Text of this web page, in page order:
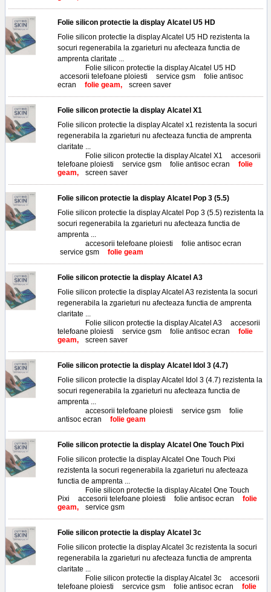
Folie silicon protectie la display Alcatel U5 HD
Folie silicon protectie la display Alcatel U5 HD rezistenta la
socuri regenerabila la zgarieturi nu afecteaza functia de
amprenta claritate ...
Folie silicon protectie la display Alcatel U5 HD
accesorii telefoane ploiesti
service gsm
folie antisoc
ecran
folie geam, screen saver
Folie silicon protectie la display Alcatel X1
Folie silicon protectie la display Alcatel x1 rezistenta la socuri
regenerabila la zgarieturi nu afecteaza functia de amprenta
claritate ...
Folie silicon protectie la display Alcatel X1
accesorii
telefoane ploiesti
service gsm folie antisoc ecran
folie
geam,
screen saver
Folie silicon protectie la display Alcatel Pop 3 (5.5)
Folie silicon protectie la display Alcatel Pop 3 (5.5) rezistenta la
socuri regenerabila la zgarieturi nu afecteaza functia de
amprenta ...
accesorii telefoane ploiesti folie antisoc ecran
service gsm
folie geam
Folie silicon protectie la display Alcatel A3
Folie silicon protectie la display Alcatel A3 rezistenta la socuri
regenerabila la zgarieturi nu afecteaza functia de amprenta
claritate ...
Folie silicon protectie la display Alcatel A3
accesorii
telefoane ploiesti
service gsm folie antisoc ecran
folie
geam,
screen saver
Folie silicon protectie la display Alcatel Idol 3 (4.7)
Folie silicon protectie la display Alcatel Idol 3 (4.7) rezistenta la
socuri regenerabila la zgarieturi nu afecteaza functia de
amprenta ...
accesorii telefoane ploiesti service gsm
folie
antisoc ecran
folie geam
Folie silicon protectie la display Alcatel One Touch Pixi
Folie silicon protectie la display Alcatel One Touch Pixi
rezistenta la socuri regenerabila la zgarieturi nu afecteaza
functia de amprenta ...
Folie silicon protectie la display Alcatel One Touch
Pixi
accesorii telefoane ploiesti folie antisoc ecran
folie
geam,
service gsm
Folie silicon protectie la display Alcatel 3c
Folie silicon protectie la display Alcatel 3c rezistenta la socuri
regenerabila la zgarieturi nu afecteaza functia de amprenta
claritate ...
Folie silicon protectie la display Alcatel 3c
accesorii
telefoane ploiesti
sercvice gsm folie antisoc ecran
folie